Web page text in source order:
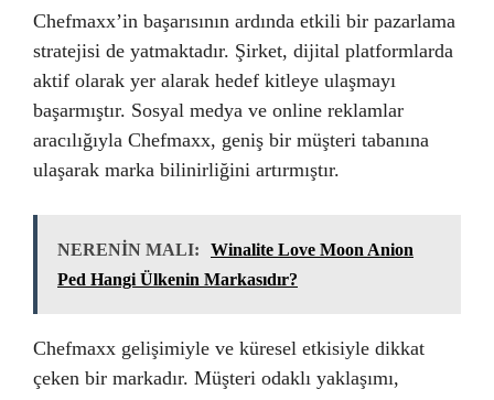
Chefmaxx’in başarısının ardında etkili bir pazarlama
stratejisi de yatmaktadır. Şirket, dijital platformlarda
aktif olarak yer alarak hedef kitleye ulaşmayı
başarmıştır. Sosyal medya ve online reklamlar
aracılığıyla Chefmaxx, geniş bir müşteri tabanına
ulaşarak marka bilinirliğini artırmıştır.
NERENİN MALI:
Winalite Love Moon Anion
Ped Hangi Ülkenin Markasıdır?
Chefmaxx gelişimiyle ve küresel etkisiyle dikkat
çeken bir markadır. Müşteri odaklı yaklaşımı,